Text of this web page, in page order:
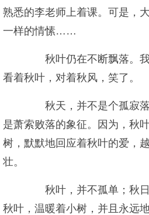
熟悉的李老师上着课。可是，
一样的情愫……
秋叶仍在不断飘落。我
看着秋叶，对着秋风，笑了。
秋天，并不是个孤寂落
是萧索败落的象征。因为，秋
树，默默地回应着秋叶的爱，
壮。
秋叶，并不孤单；秋
秋叶，温暖着小树，并且永远